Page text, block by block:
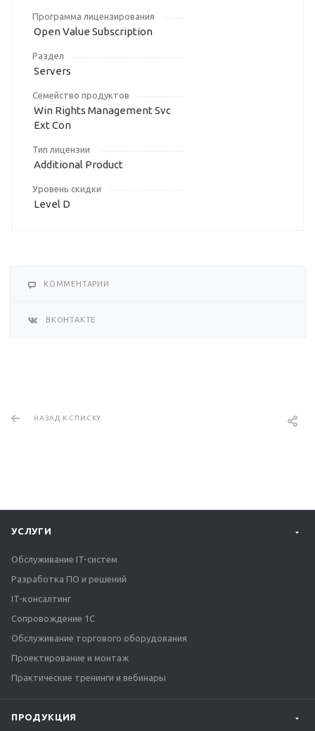
Программа лицензирования
Open Value Subscription
Раздел
Servers
Семейство продуктов
Win Rights Management Svc
Ext Con
Тип лицензии
Additional Product
Уровень скидки
Level D
КОММЕНТАРИИ
ВКОНТАКТЕ
НАЗАД К СПИСКУ
УСЛУГИ
Обслуживание IT-систем
Разработка ПО и решений
IT-консалтинг
Сопровождение 1С
Обслуживание торгового оборудования
Проектирование и монтаж
Практические тренинги и вебинары
ПРОДУКЦИЯ